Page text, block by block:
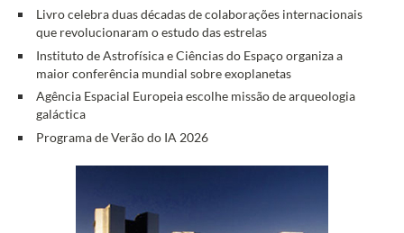
Livro celebra duas décadas de colaborações internacionais
que revolucionaram o estudo das estrelas
Instituto de Astrofísica e Ciências do Espaço organiza a
maior conferência mundial sobre exoplanetas
Agência Espacial Europeia escolhe missão de arqueologia
galáctica
Programa de Verão do IA 2026